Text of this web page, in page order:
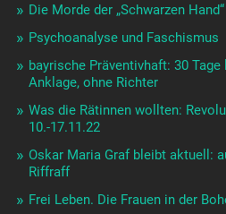
Die Morde der „Schwarzen
Psychoanalyse und Faschismus
bayrische Präventivhaft: 30
Anklage, ohne Richter
Was die Rätinnen wollten:
10.-17.11.22
Oskar Maria Graf bleibt aktuell:
Riffraff
Frei Leben. Die Frauen in der